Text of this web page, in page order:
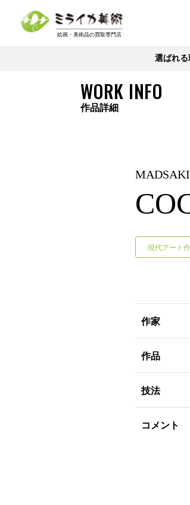
選ばれる
WORK INFO
作品詳細
MADSAKI
現代アート
作家
作品
技法
コメント